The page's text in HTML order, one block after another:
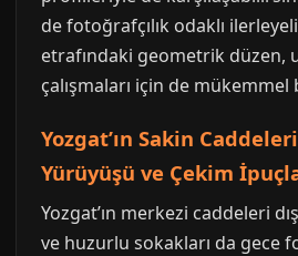
de fotoğrafçılık odaklı
etrafındaki geometrik düzen,
çalışmaları için de
Yozgat’ın Sakin
Yürüyüşü ve Çekim
Yozgat’ın merkezi caddeleri
ve huzurlu sokakları da gece